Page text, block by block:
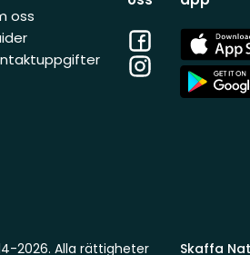
oss
Facebook
Instagram
App
Store
App
Store
Skaffa
2026. Alla rättigheter